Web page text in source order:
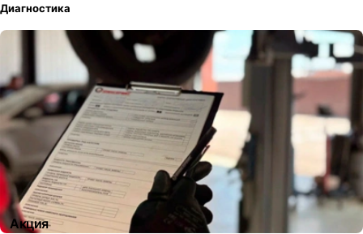
Диагностика
Акция